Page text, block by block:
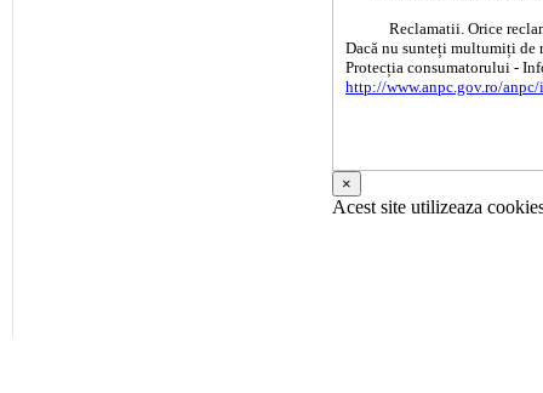
Reclamatii. Orice
Dacă nu sunteți multumiți de
Protecția consumatorului -
http://www.anpc.gov.ro/
×
Acest site utilizeaza